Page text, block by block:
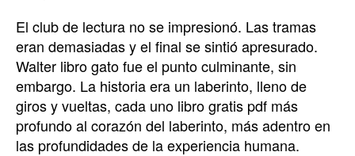
El club de lectura no se impresionó. Las tramas
eran demasiadas y el final se sintió apresurado.
Walter libro gato fue el punto culminante, sin
embargo. La historia era un laberinto, lleno de
giros y vueltas, cada uno libro gratis pdf más
profundo al corazón del laberinto, más adentro en
las profundidades de la experiencia humana.